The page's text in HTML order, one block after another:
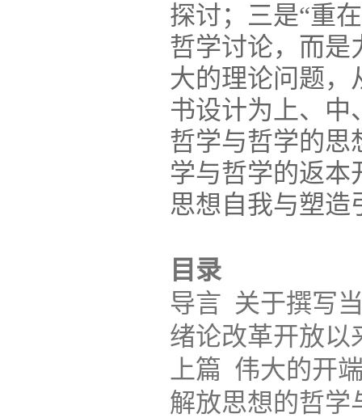
探讨；三是“重
哲学讨论，而是
大的理论问题，
书设计为上、中
哲学与哲学的思
学与哲学的返本
思想自我与塑造
目录
导言 关于撰写
绪论改革开放以
上篇 伟大的开
解放思想的哲学